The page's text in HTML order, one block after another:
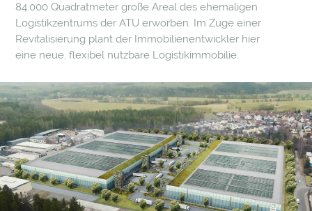
84.000 Quadratmeter große Areal des ehemaligen
Logistikzentrums der ATU erworben. Im Zuge einer
Revitalisierung plant der Immobilienentwickler hier
eine neue, flexibel nutzbare Logistikimmobilie.